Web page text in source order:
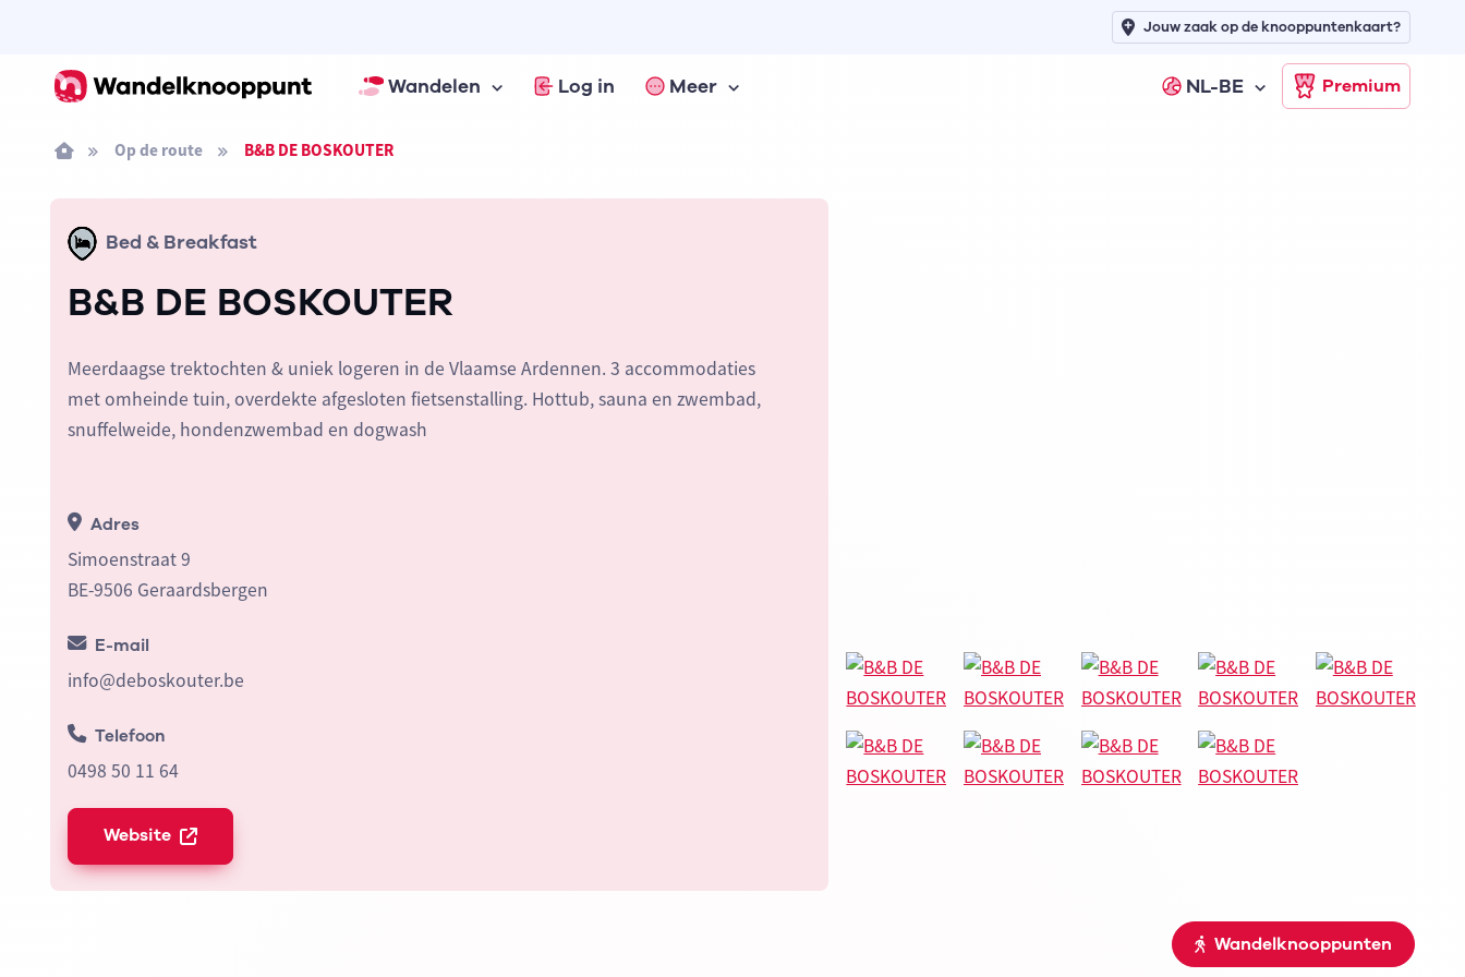
Wandelen Log in Meer NL-BE Premium
Jouw zaak op de knooppuntenkaart?
Op de route B&B DE BOSKOUTER
Bed & Breakfast
B&B DE BOSKOUTER
Meerdaagse trektochten & uniek logeren in de Vlaamse Ardennen. 3 accommodaties
met omheinde tuin, overdekte afgesloten fietsenstalling. Hottub, sauna en zwembad,
snuffelweide, hondenzwembad en dogwash
Adres
Simoenstraat 9
BE-9506 Geraardsbergen
E-mail
info@deboskouter.be
Telefoon
0498 50 11 64
Website
Wandelknooppunten